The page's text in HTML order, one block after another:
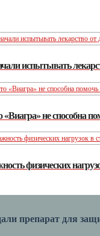
испытывать
«Виагра» не способна
физических
препарат для